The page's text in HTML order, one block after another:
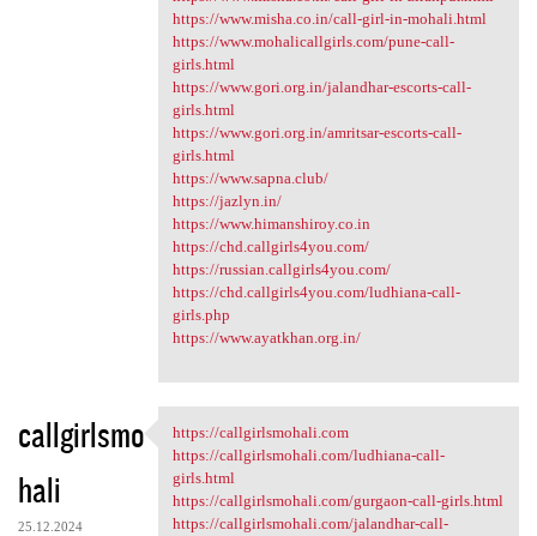
https://www.misha.co.in/call-girl-in-mohali.html
https://www.mohalicallgirls.com/pune-call-
girls.html
https://www.gori.org.in/jalandhar-escorts-call-
girls.html
https://www.gori.org.in/amritsar-escorts-call-
girls.html
https://www.sapna.club/
https://jazlyn.in/
https://www.himanshiroy.co.in
https://chd.callgirls4you.com/
https://russian.callgirls4you.com/
https://chd.callgirls4you.com/ludhiana-call-
girls.php
https://www.ayatkhan.org.in/
callgirlsmo
hali
25.12.2024
https://callgirlsmohali.com
https://callgirlsmohali.com
https://callgirlsmohali.com/ludhiana-call-
girls.html
https://callgirlsmohali.com/gurgaon-call-girls.html
https://callgirlsmohali.com/jalandhar-call-